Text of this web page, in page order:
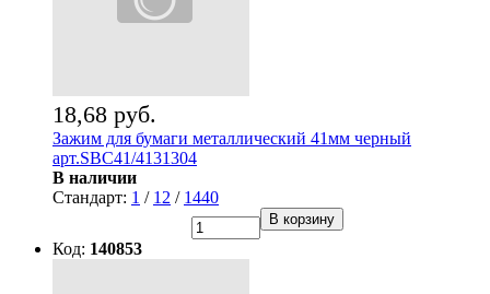
18,68 руб.
Зажим для бумаги металлический 41мм черный
арт.SBC41/4131304
В наличии
Стандарт: 1 / 12 / 1440
В корзину
Код: 140853